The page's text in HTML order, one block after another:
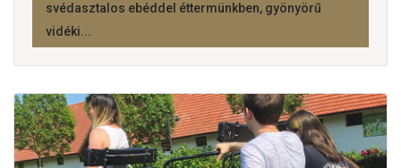
svédasztalos ebéddel éttermünkben, gyönyörű
vidéki...